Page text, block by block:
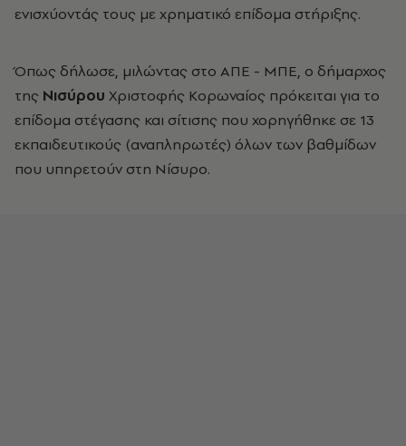
ενισχύοντάς τους με χρηματικό επίδομα στήριξης.
Όπως δήλωσε, μιλώντας στο ΑΠΕ - ΜΠΕ, ο δήμαρχος
της Νισύρου Χριστοφής Κορωναίος πρόκειται για το
επίδομα στέγασης και σίτισης που χορηγήθηκε σε 13
εκπαιδευτικούς (αναπληρωτές) όλων των βαθμίδων
που υπηρετούν στη Νίσυρο.